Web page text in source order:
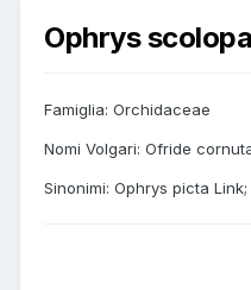
Ophrys
Famiglia: Orchidaceae
Nomi Volgari: Ofride
Sinonimi: Ophrys picta